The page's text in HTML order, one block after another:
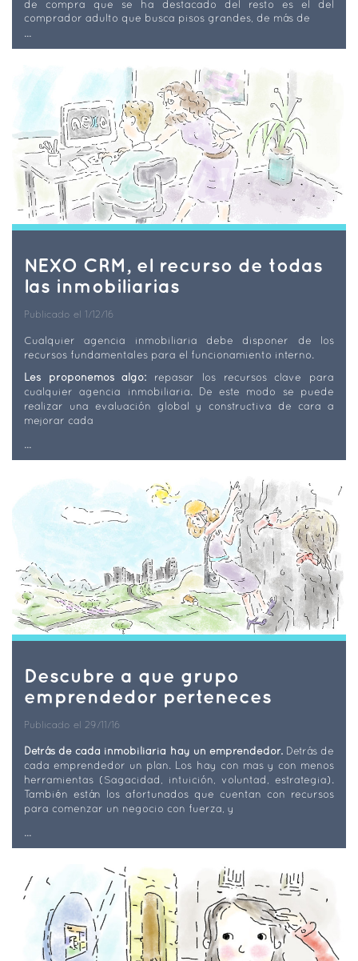
de compra que se ha destacado del resto es el del
comprador adulto que busca pisos grandes, de más de
...
NEXO CRM, el recurso de todas
las inmobiliarias
Publicado el 1/12/16
Cualquier agencia inmobiliaria debe disponer de los
recursos fundamentales para el funcionamiento interno.
Les proponemos algo: repasar los recursos clave para
cualquier agencia inmobiliaria. De este modo se puede
realizar una evaluación global y constructiva de cara a
mejorar cada
...
Descubre a que grupo
emprendedor perteneces
Publicado el 29/11/16
Detrás de cada inmobiliaria hay un emprendedor. Detrás de
cada emprendedor un plan. Los hay con mas y con menos
herramientas (Sagacidad, intuición, voluntad, estrategia).
También están los afortunados que cuentan con recursos
para comenzar un negocio con fuerza, y
...